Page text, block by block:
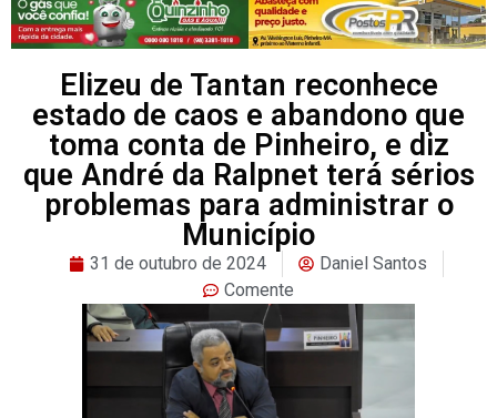
Elizeu de Tantan reconhece
estado de caos e abandono que
toma conta de Pinheiro, e diz
que André da Ralpnet terá sérios
problemas para administrar o
Município
31 de outubro de 2024
Daniel Santos
Comente